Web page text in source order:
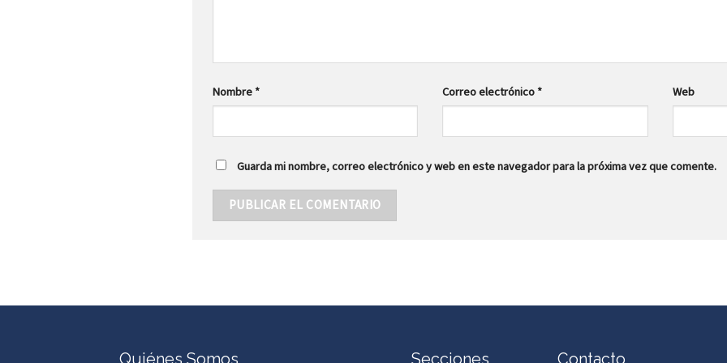
Nombre* Correo electrónico* Web
Guarda mi nombre, correo electrónico y web en este navegador para la próxima vez que comente.
Quiénes Somos Secciones Contacto